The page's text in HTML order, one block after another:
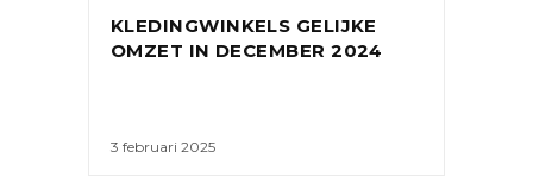
KLEDINGWINKELS GELIJKE
OMZET IN DECEMBER 2024
3 februari 2025